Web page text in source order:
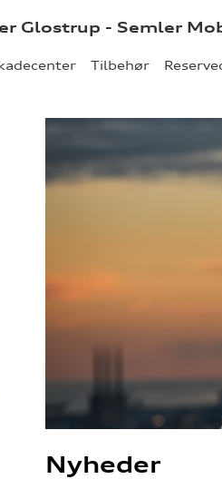
Tilbehør
Glostrup - Semler
Nyheder